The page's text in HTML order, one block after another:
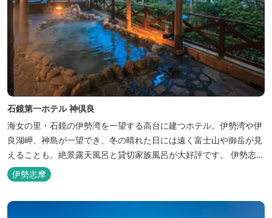
石鏡第一ホテル 神倶良
海女の里・石鏡の伊勢湾を一望する高台に建つホテル。伊勢湾や伊
良湖岬、神島が一望でき、冬の晴れた日には遠く富士山や御岳が見
えることも。絶景露天風呂と貸切家族風呂が大好評です。 伊勢志摩
の新鮮な海の幸をふんだんに使った味覚自慢の人情味あふれる温泉
宿です。
伊勢志摩